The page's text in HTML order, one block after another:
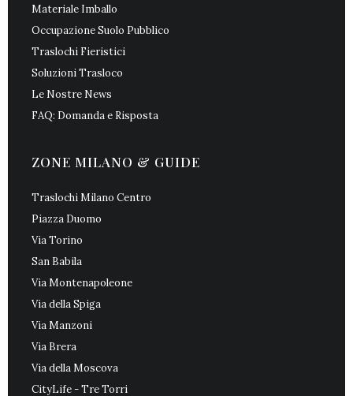
Materiale Imballo
Occupazione Suolo Pubblico
Traslochi Fieristici
Soluzioni Trasloco
Le Nostre News
FAQ: Domanda e Risposta
ZONE MILANO & GUIDE
Traslochi Milano Centro
Piazza Duomo
Via Torino
San Babila
Via Montenapoleone
Via della Spiga
Via Manzoni
Via Brera
Via della Moscova
CityLife - Tre Torri